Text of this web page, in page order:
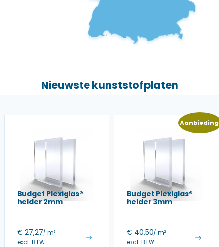
Nieuwste kunststofplaten
Budget Plexiglas®
helder 2mm
€ 27,27/ m²
excl. BTW
Budget Plexiglas®
helder 3mm
€ 40,50/ m²
excl. BTW